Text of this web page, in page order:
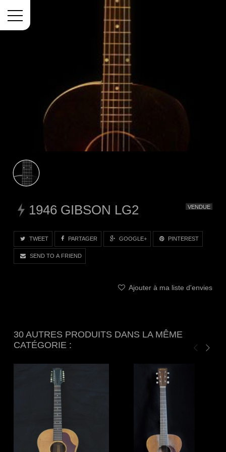
VENDUE
1946 GIBSON LG2
TWEET PARTAGER GOOGLE+ PINTEREST
SEND TO A FRIEND
Ajouter à ma liste d'envies
30 AUTRES PRODUITS DANS LA MÊME
CATÉGORIE :